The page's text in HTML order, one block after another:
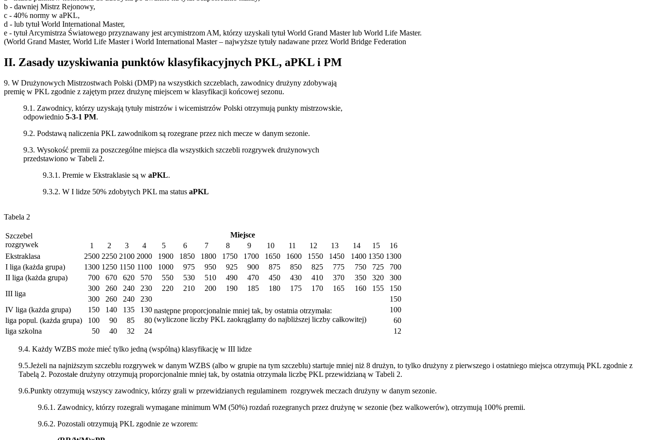
b - dawniej Mistrz Rejonowy,
c - 40% normy w aPKL,
d - lub tytuł World International Master,
e - tytuł Arcymistrza Światowego przyznawany jest arcymistrzom AM, którzy uzyskali tytuł World Grand Master lub World Life Master.
(World Grand Master, World Life Master i World International Master – najwyższe tytuły nadawane przez World Bridge Federation
II. Zasady uzyskiwania punktów klasyfikacyjnych PKL, aPKL i PM
9. W Drużynowych Mistrzostwach Polski (DMP) na wszystkich szczeblach, zawodnicy drużyny zdobywają
premię w PKL zgodnie z zajętym przez drużynę miejscem w klasyfikacji końcowej sezonu.
9.1. Zawodnicy, którzy uzyskają tytuły mistrzów i wicemistrzów Polski otrzymują punkty mistrzowskie,
odpowiednio 5-3-1 PM.
9.2. Podstawą naliczenia PKL zawodnikom są rozegrane przez nich mecze w danym sezonie.
9.3. Wysokość premii za poszczególne miejsca dla wszystkich szczebli rozgrywek drużynowych
przedstawiono w Tabeli 2.
9.3.1. Premie w Ekstraklasie są w aPKL.
9.3.2. W I lidze 50% zdobytych PKL ma status aPKL
Tabela 2
Szczebel
rozgrywek
Miejsce
1
2 3 4 5 6 7 8 9 10 11 12 13 14 15
16
Ekstraklasa
2500 2250 2100 2000 1900 1850 1800 1750 1700 1650 1600 1550 1450 1400 1350 1300
I liga (każda grupa)
1300 1250 1150 1100 1000 975 950 925 900 875 850 825 775 750 725
700
II liga (każda grupa)
700 670 620 570 550 530 510 490 470 450 430 410 370 350 320
300
III liga
300 260 240 230 220 210 200 190 185 180 175 170 165 160 155
150
300
260 240
230
następne proporcjonalnie mniej tak, by ostatnia otrzymała:
(wyliczone liczby PKL zaokrąglamy do najbliższej liczby całkowitej)
150
IV liga (każda grupa)
150 140 135 130
100
liga popul. (każda grupa)
100 90 85 80
60
liga szkolna
50 40 32 24 12
9.4. Każdy WZBS może mieć tylko jedną (wspólną) klasyfikację w III lidze
9.5.Jeżeli na najniższym szczeblu rozgrywek w danym WZBS (albo w grupie na tym szczeblu) startuje mniej niż 8 drużyn, to tylko drużyny z pierwszego i ostatniego miejsca otrzymują PKL zgodnie z
Tabelą 2. Pozostałe drużyny otrzymują proporcjonalnie mniej tak, by ostatnia otrzymała liczbę PKL przewidzianą w Tabeli 2.
9.6.Punkty otrzymują wszyscy zawodnicy, którzy grali w przewidzianych regulaminem rozgrywek meczach drużyny w danym sezonie.
9.6.1. Zawodnicy, którzy rozegrali wymagane minimum WM (50%) rozdań rozegranych przez drużynę w sezonie (bez walkowerów), otrzymują 100% premii.
9.6.2. Pozostali otrzymują PKL zgodnie ze wzorem: